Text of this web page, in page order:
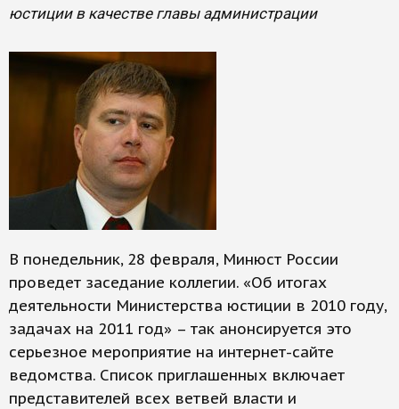
юстиции в качестве главы администрации
В понедельник, 28 февраля, Минюст России
проведет заседание коллегии. «Об итогах
деятельности Министерства юстиции в 2010 году,
задачах на 2011 год» – так анонсируется это
серьезное мероприятие на интернет-сайте
ведомства. Список приглашенных включает
представителей всех ветвей власти и